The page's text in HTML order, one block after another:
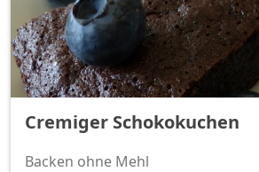
Cremiger Schokokuchen
Backen ohne Mehl